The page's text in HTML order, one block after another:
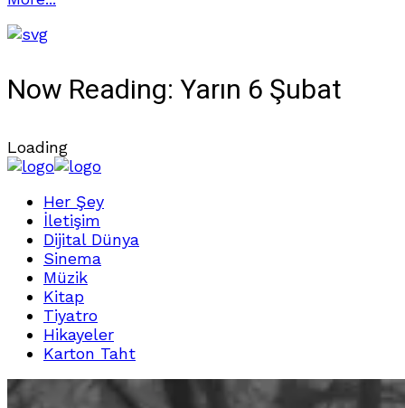
Now Reading: Yarın 6 Şubat
Loading
Her Şey
İletişim
Dijital Dünya
Sinema
Müzik
Kitap
Tiyatro
Hikayeler
Karton Taht